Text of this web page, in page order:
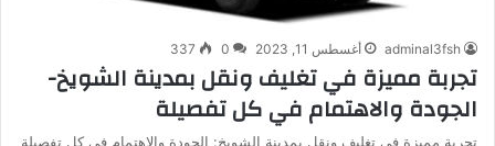
adminal3fsh أغسطس 11, 2023 0
337
تجربة مميزة في تغليف ونقل بمدينة الشويخ-
الجودة والاهتمام في كل تفصيلة
تجربة مميزة في تغليف ونقل بمدينة الشويخ: الجودة والاهتمام في كل تفصيلة